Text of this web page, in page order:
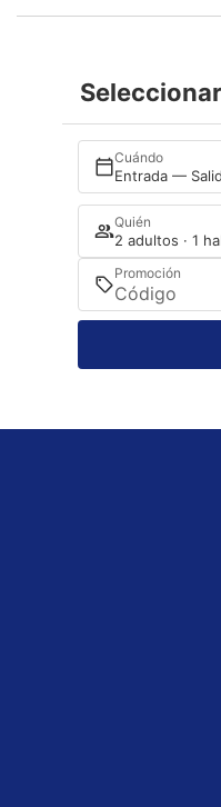
Cuándo
Entrada —
Quién
2 adultos · 1
Promoción